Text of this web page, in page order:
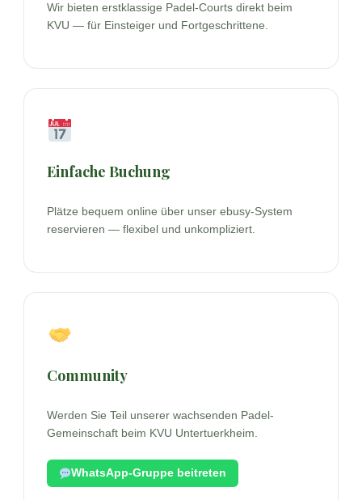
Wir bieten erstklassige Padel-Courts direkt beim
KVU — für Einsteiger und Fortgeschrittene.
Einfache Buchung
Plätze bequem online über unser ebusy-System
reservieren — flexibel und unkompliziert.
Community
Werden Sie Teil unserer wachsenden Padel-
Gemeinschaft beim KVU Untertuerkheim.
WhatsApp-Gruppe beitreten